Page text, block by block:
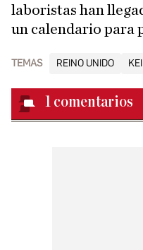
laboristas han
un calendario para
TEMAS REINO UNIDO
1 comentarios